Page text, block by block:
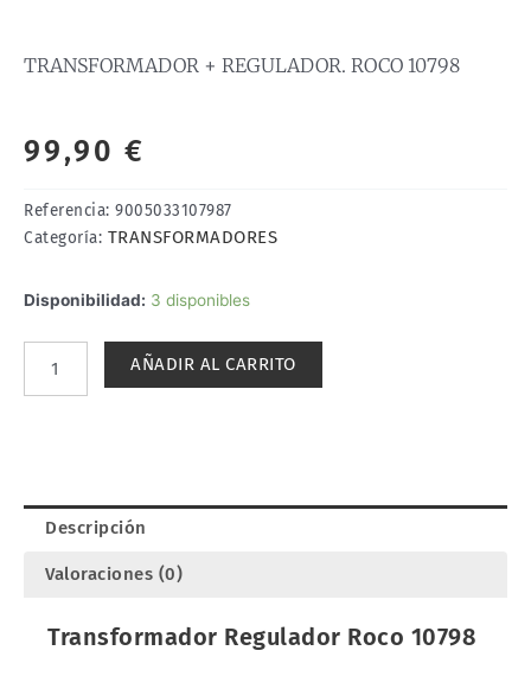
TRANSFORMADOR + REGULADOR. ROCO 10798
99,90 €
Referencia: 9005033107987
Categoría: TRANSFORMADORES
Disponibilidad: 3 disponibles
TRANSFORMADOR
ROCO
AÑADIR AL CARRITO
Descripción
Valoraciones (0)
Transformador Regulador Roco 10798